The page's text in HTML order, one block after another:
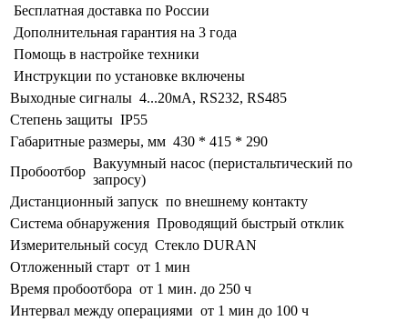
Бесплатная доставка по России
Дополнительная гарантия на 3 года
Помощь в настройке техники
Инструкции по установке включены
Выходные сигналы 4...20мA, RS232, RS485
Степень защиты IP55
Габаритные размеры, мм 430 * 415 * 290
Пробоотбор
Вакуумный насос (перистальтический по
запросу)
Дистанционный запуск по внешнему контакту
Система обнаружения Проводящий быстрый отклик
Измерительный сосуд Стекло DURAN
Отложенный старт от 1 мин
Время пробоотбора от 1 мин. до 250 ч
Интервал между операциями от 1 мин до 100 ч